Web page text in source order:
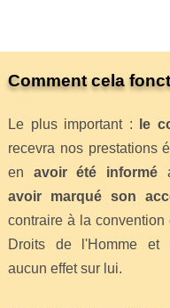
Comment cela
Le plus important : le
recevra nos prestations
en avoir été informé
avoir marqué son
contraire à la convention
Droits de l'Homme et
aucun effet sur lui.